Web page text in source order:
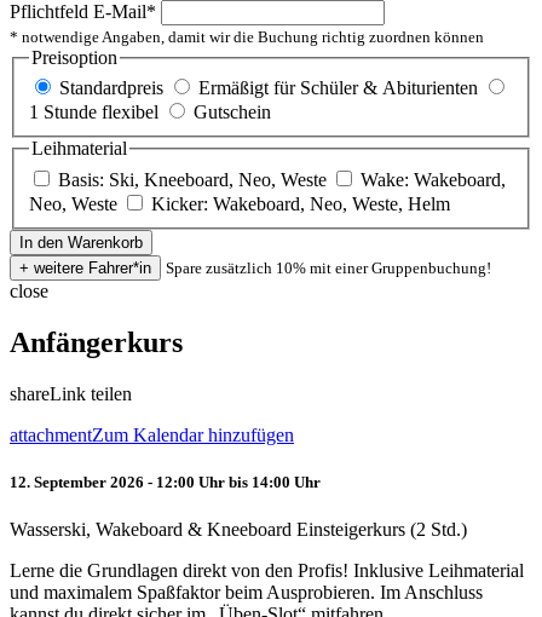
Pflichtfeld E-Mail*
* notwendige Angaben, damit wir die Buchung richtig zuordnen können
Preisoption
Standardpreis
Ermäßigt für Schüler & Abiturienten
1 Stunde flexibel
Gutschein
Leihmaterial
Basis: Ski, Kneeboard, Neo, Weste
Wake: Wakeboard,
Neo, Weste
Kicker: Wakeboard, Neo, Weste, Helm
Spare zusätzlich 10% mit einer Gruppenbuchung!
close
Anfängerkurs
shareLink teilen
attachmentZum Kalendar hinzufügen
12. September 2026 - 12:00 Uhr bis 14:00 Uhr
Wasserski, Wakeboard & Kneeboard Einsteigerkurs (2 Std.)
Lerne die Grundlagen direkt von den Profis! Inklusive Leihmaterial
und maximalem Spaßfaktor beim Ausprobieren. Im Anschluss